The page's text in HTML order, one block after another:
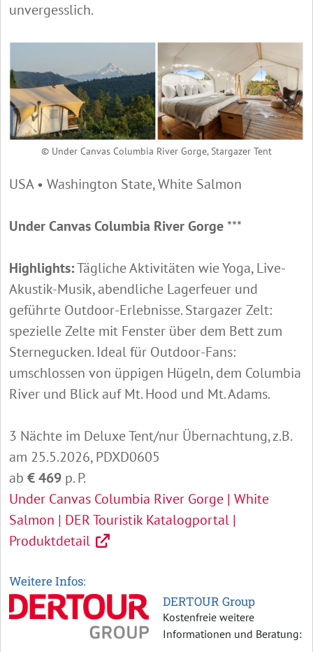
unvergesslich.
© Under Canvas Columbia River Gorge, Stargazer Tent
USA • Washington State, White Salmon
Under Canvas Columbia River Gorge***
Highlights:Tägliche Aktivitäten wie Yoga, Live-
Akustik-Musik, abendliche Lagerfeuer und
geführte Outdoor-Erlebnisse. Stargazer Zelt:
spezielle Zelte mit Fenster über dem Bett zum
Sternegucken. Ideal für Outdoor-Fans:
umschlossen von üppigen Hügeln, dem Columbia
River und Blick auf Mt. Hood und Mt. Adams.
3 Nächte im Deluxe Tent/nur Übernachtung, z.B.
am 25.5.2026, PDXD0605
ab € 469 p. P.
Under Canvas Columbia River Gorge | White
Salmon | DER Touristik Katalogportal |
Produktdetail
Weitere Infos:
DERTOUR Group
Kostenfreie weitere
Informationen und Beratung: